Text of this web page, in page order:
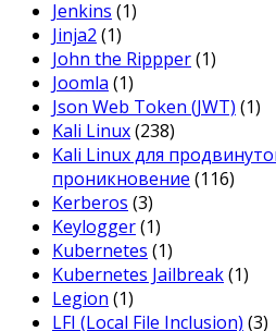
Jenkins (1)
Jinja2 (1)
John the Rippper(1)
Joomla (1)
Json Web Token (JWT) (1)
Kali Linux(238)
Kali Linux для
проникновение (116)
Kerberos (3)
Keylogger(1)
Kubernetes (1)
Kubernetes Jailbreak(1)
Legion (1)
LFI (Local File Inclusion) (3)